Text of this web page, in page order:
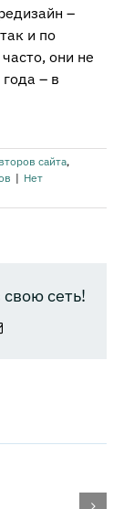
–
и по
они не
– в
сайта,
| Нет
сеть!
Email